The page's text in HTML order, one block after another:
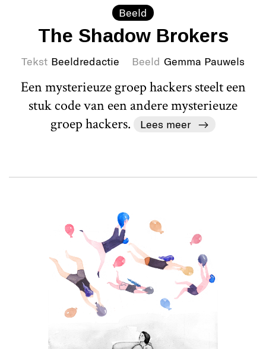
Beeld
The Shadow Brokers
Tekst Beeldredactie Beeld Gemma Pauwels
Een mysterieuze groep hackers steelt een
stuk code van een andere mysterieuze
groep hackers.
Lees meer